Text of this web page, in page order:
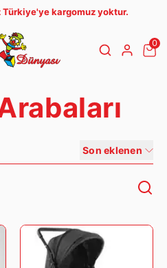
kargomuz yoktur.
0
Son eklenen